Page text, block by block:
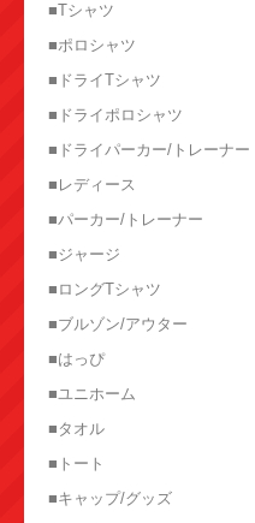
■Tシャツ
■ポロシャツ
■ドライTシャツ
■ドライポロシャツ
■ドライパーカー/トレーナー
■レディース
■パーカー/トレーナー
■ジャージ
■ロングTシャツ
■ブルゾン/アウター
■はっぴ
■ユニホーム
■タオル
■トート
■キャップ/グッズ